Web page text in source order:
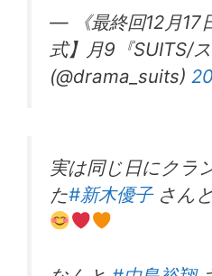
— 《最終回12月17
式】月9『SUITS/ス
(@drama_suits)
実は同じ日にクラ
た#新木優子さんと